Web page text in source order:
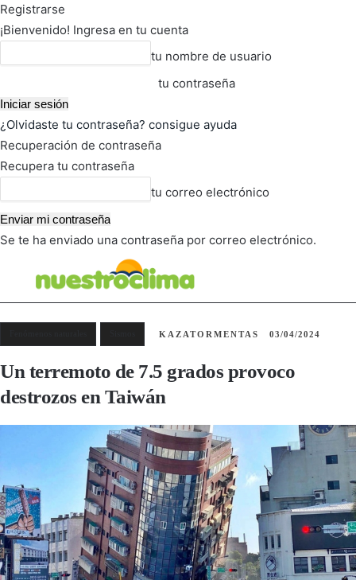
Registrarse
¡Bienvenido! Ingresa en tu cuenta
tu nombre de usuario
tu contraseña
¿Olvidaste tu contraseña? consigue ayuda
Recuperación de contraseña
Recupera tu contraseña
tu correo electrónico
Se te ha enviado una contraseña por correo electrónico.
KAZATORMENTAS 03/04/2024
Un terremoto de 7.5 grados provoco
destrozos en Taiwán